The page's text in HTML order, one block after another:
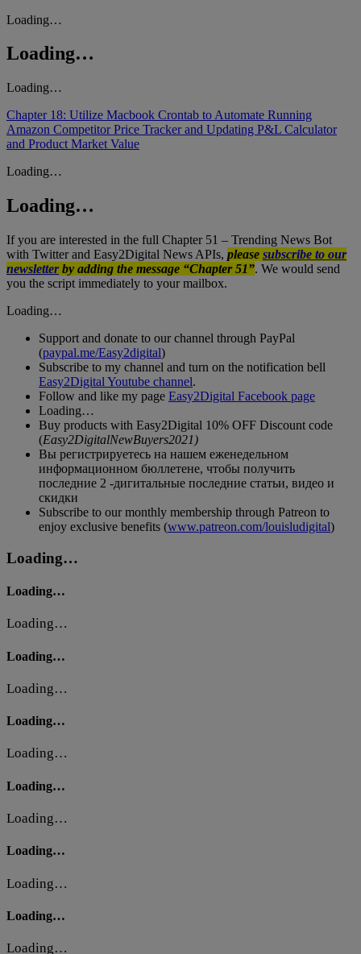
Loading…
Loading…
Loading…
Chapter 18: Utilize Macbook Crontab to Automate Running
Amazon Competitor Price Tracker and Updating P&L Calculator
and Product Market Value
Loading…
Loading…
If you are interested in the full Chapter 51 – Trending News Bot
with Twitter and Easy2Digital News APIs, please subscribe to our
newsletterby adding the message “Chapter 51”. We would send
you the script immediately to your mailbox.
Loading…
Support and donate to our channel through PayPal
(paypal.me/Easy2digital)
Subscribe to my channel and turn on the notification bell
Easy2Digital Youtube channel.
Follow and like my page Easy2Digital Facebook page
Loading…
Buy products with Easy2Digital 10% OFF Discount code
(Easy2DigitalNewBuyers2021)
Вы регистрируетесь на нашем еженедельном
информационном бюллетене, чтобы получить
последние 2 -дигитальные последние статьи, видео и
скидки
Subscribe to our monthly membership through Patreon to
enjoy exclusive benefits (www.patreon.com/louisludigital)
Loading…
Loading…
Loading…
Loading…
Loading…
Loading…
Loading…
Loading…
Loading…
Loading…
Loading…
Loading…
Loading…